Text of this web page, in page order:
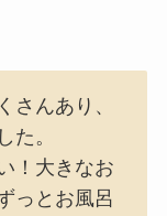
さんあり、
た。
！大きなお
っとお風呂